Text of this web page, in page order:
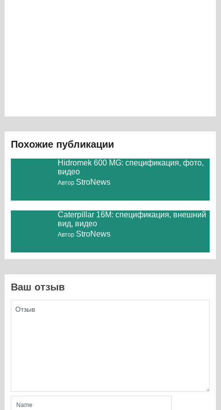
Похожие публикации
Hidromek 600 MG: спецификация, фото,
видео
Автор StroNews
Caterpillar 16M: спецификация, внешний
вид, видео
Автор StroNews
Ваш отзыв